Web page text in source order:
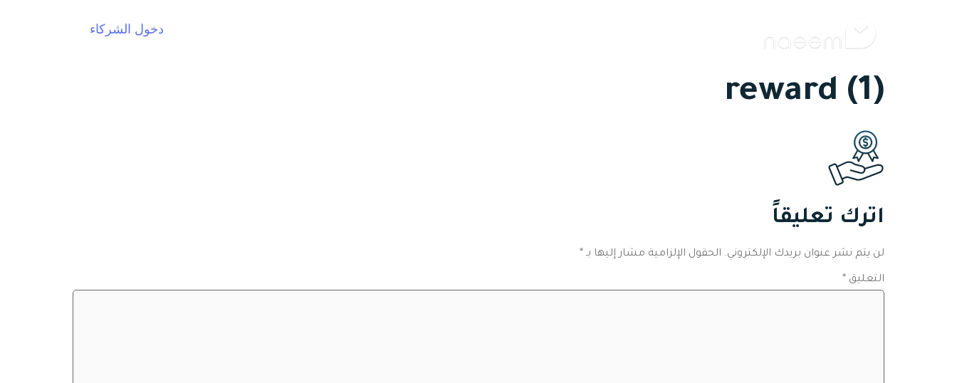
دخول الشركاء
reward (1)
اترك تعليقاً
لن يتم نشر عنوان بريدك الإلكتروني. الحقول الإلزامية مشار إليها بـ *
التعليق *